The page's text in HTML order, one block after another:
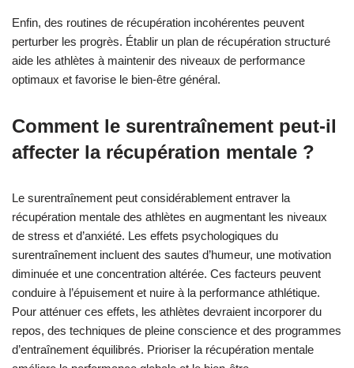
Enfin, des routines de récupération incohérentes peuvent
perturber les progrès. Établir un plan de récupération structuré
aide les athlètes à maintenir des niveaux de performance
optimaux et favorise le bien-être général.
Comment le surentraînement peut-il
affecter la récupération mentale ?
Le surentraînement peut considérablement entraver la
récupération mentale des athlètes en augmentant les niveaux
de stress et d’anxiété. Les effets psychologiques du
surentraînement incluent des sautes d’humeur, une motivation
diminuée et une concentration altérée. Ces facteurs peuvent
conduire à l’épuisement et nuire à la performance athlétique.
Pour atténuer ces effets, les athlètes devraient incorporer du
repos, des techniques de pleine conscience et des programmes
d’entraînement équilibrés. Prioriser la récupération mentale